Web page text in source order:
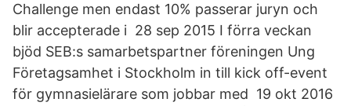
Challenge men endast 10% passerar juryn och
blir accepterade i 28 sep 2015 I förra veckan
bjöd SEB:s samarbetspartner föreningen Ung
Företagsamhet i Stockholm in till kick off-event
för gymnasielärare som jobbar med 19 okt 2016